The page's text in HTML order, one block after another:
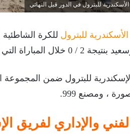
للبترول في الدور قبل النهائي
الأسكندرية للبترول للكرة
اليوم على شاطئ بورسعيد ضمن بطولة الشركات.
للبترول ضمن
، ومصنع 999.
والإداري لفريق